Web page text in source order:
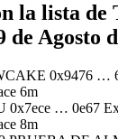
la lista de
Agosto
0x9476 …
6m
0x7ece … 0e67
8m